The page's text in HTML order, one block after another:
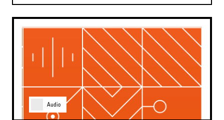
Audio